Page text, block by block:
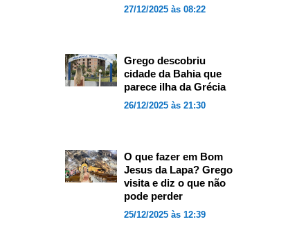
27/12/2025 às 08:22
Grego descobriu
cidade da Bahia que
parece ilha da Grécia
26/12/2025 às 21:30
O que fazer em Bom
Jesus da Lapa? Grego
visita e diz o que não
pode perder
25/12/2025 às 12:39